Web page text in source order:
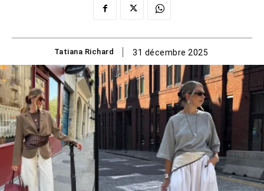
Tatiana Richard 31 décembre 2025